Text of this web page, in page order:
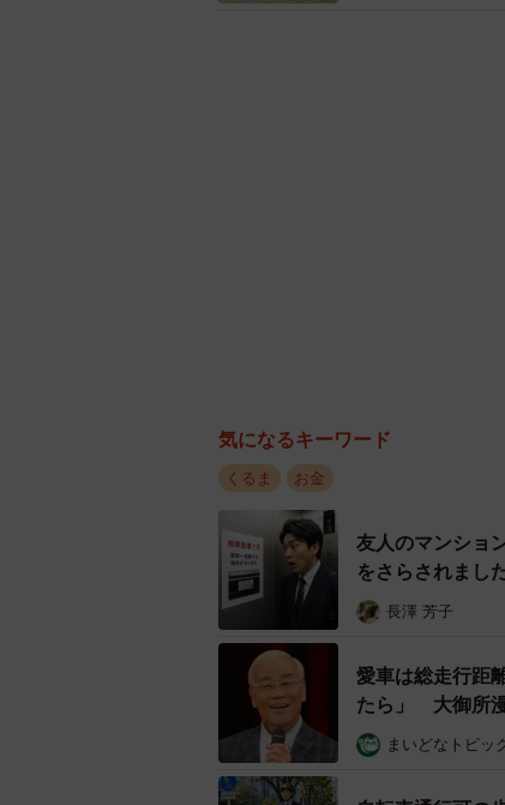
気になるキーワード
くるま お金
友人のマンショ
をさらされまし
長澤 芳子
愛車は総走行距
たら」 大御所
まいどなトピッ